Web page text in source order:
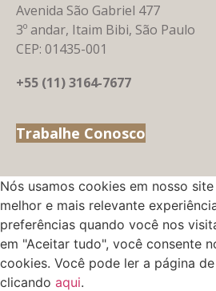
Avenida São Gabriel 477
3º andar, Itaim Bibi, São Paulo
CEP: 01435-001
+55 (11) 3164-7677
Trabalhe Conosco
Nós usamos cookies em nosso
melhor e mais relevante
preferências quando você nos
em "Aceitar tudo", você consente
cookies. Você pode ler a página
clicando aqui.